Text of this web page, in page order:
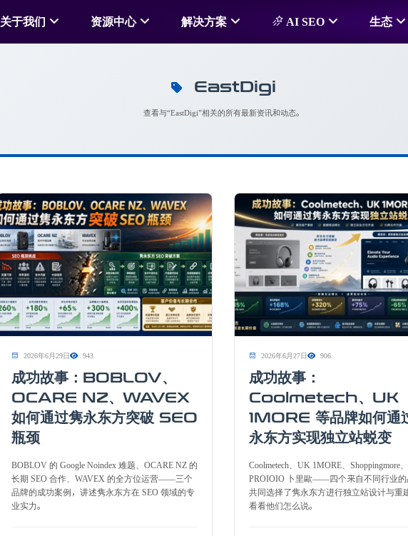
关于我们 资源中心 解决方案 AI SEO 生态
EastDigi
查看与“EastDigi”相关的所有最新资讯和动态。
2026年6月29日 943
成功故事：BOBLOV、
OCARE NZ、WAVEX
如何通过隽永东方突破 SEO
瓶颈
BOBLOV 的 Google Noindex 难题、OCARE NZ 的
长期 SEO 合作、WAVEX 的全方位运营——三个
品牌的成功案例，讲述隽永东方在 SEO 领域的专
业实力。
2026年6月27日 906
成功故事：
Coolmetech、UK
1MORE 等品牌如何通
永东方实现独立站蜕变
Coolmetech、UK 1MORE、Shoppingmore、
PROIOIO 卜里歐——四个来自不同行业的
共同选择了隽永东方进行独立站设计与重
看看他们怎么说。